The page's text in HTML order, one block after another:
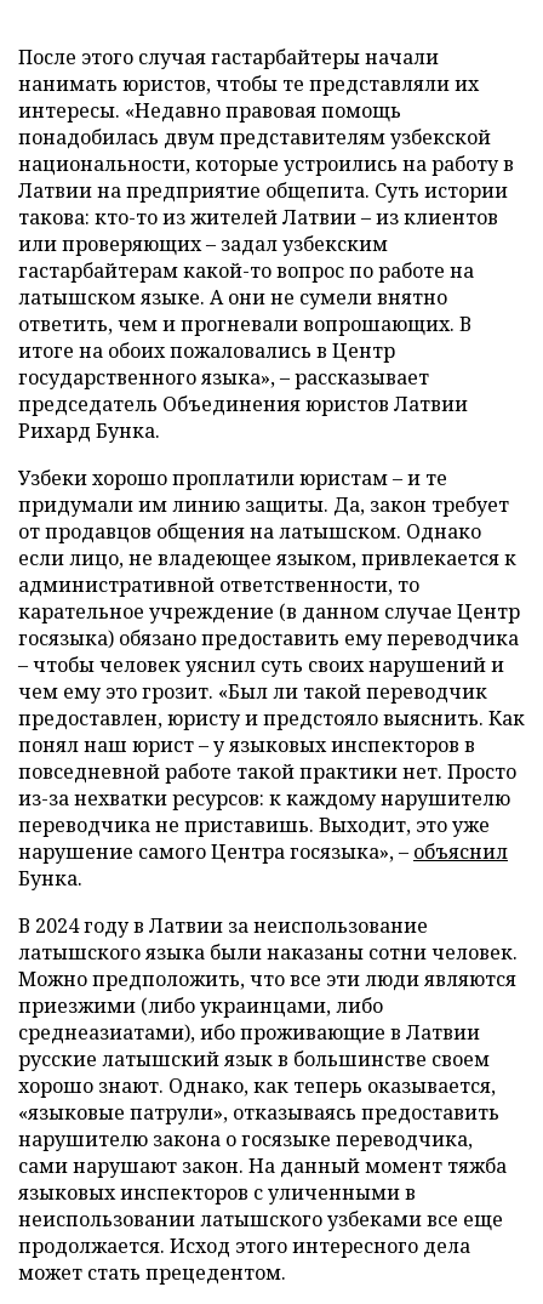
После этого случая гастарбайтеры начали
нанимать юристов, чтобы те представляли их
интересы. «Недавно правовая помощь
понадобилась двум представителям узбекской
национальности, которые устроились на работу в
Латвии на предприятие общепита. Суть истории
такова: кто-то из жителей Латвии – из клиентов
или проверяющих – задал узбекским
гастарбайтерам какой-то вопрос по работе на
латышском языке. А они не сумели внятно
ответить, чем и прогневали вопрошающих. В
итоге на обоих пожаловались в Центр
государственного языка», – рассказывает
председатель Объединения юристов Латвии
Рихард Бунка.
Узбеки хорошо проплатили юристам – и те
придумали им линию защиты. Да, закон требует
от продавцов общения на латышском. Однако
если лицо, не владеющее языком, привлекается к
административной ответственности, то
карательное учреждение (в данном случае Центр
госязыка) обязано предоставить ему переводчика
– чтобы человек уяснил суть своих нарушений и
чем ему это грозит. «Был ли такой переводчик
предоставлен, юристу и предстояло выяснить. Как
понял наш юрист – у языковых инспекторов в
повседневной работе такой практики нет. Просто
из-за нехватки ресурсов: к каждому нарушителю
переводчика не приставишь. Выходит, это уже
нарушение самого Центра госязыка», – объяснил
Бунка.
В 2024 году в Латвии за неиспользование
латышского языка были наказаны сотни человек.
Можно предположить, что все эти люди являются
приезжими (либо украинцами, либо
среднеазиатами), ибо проживающие в Латвии
русские латышский язык в большинстве своем
хорошо знают. Однако, как теперь оказывается,
«языковые патрули», отказываясь предоставить
нарушителю закона о госязыке переводчика,
сами нарушают закон. На данный момент тяжба
языковых инспекторов с уличенными в
неиспользовании латышского узбеками все еще
продолжается. Исход этого интересного дела
может стать прецедентом.